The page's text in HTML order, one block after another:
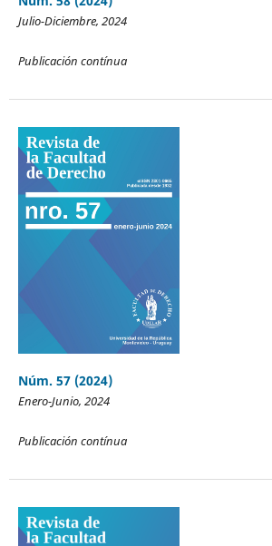
Julio-Diciembre, 2024
Publicación contínua
Núm. 57 (2024)
Enero-Junio, 2024
Publicación contínua